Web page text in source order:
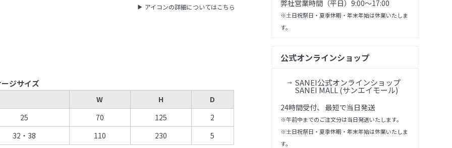
アイコンの詳細についてはこちら
ジサイズ
W H
D
25
70 125
2
32・38
110 230 5
弊社営業時間（平日）9:00～17:00
※土日祝祭日・夏季休暇・年末年始は休業いたしま
す。
公式オンラインショップ
SANEI公式オンラインショップ
SANEI MALL (サンエイモール)
24時間受付、 最短で当日発送
※午前中までのご注文分は当日発送いたします。
※土日祝祭日・夏季休暇・年末年始は休業いたしま
す。